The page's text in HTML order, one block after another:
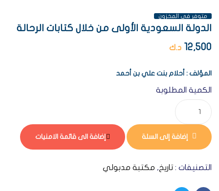
متوفر فى المخزون
الدولة السعودية الأولى من خلال كتابات الرحالة
12,500 د.ك
المؤلف : أحلام بنت علي بن أحمد
الكمية المطلوبة
إضافة إلى السلة إضافة الى قائمة الامنيات
التصنيفات : تاريخ, مكتبة مدبولي